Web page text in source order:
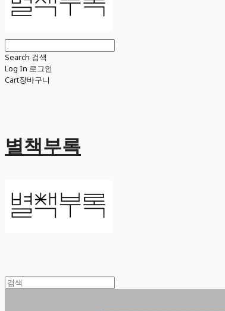
Search 검색
Log In 로그인
Cart장바구니
별책부록